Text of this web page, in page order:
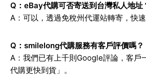
Q：eBay代購可否寄送到台灣私人地址
A：可以，透過免稅州代運站轉寄，快速
Q：smilelong代購服務有客戶評價嗎？
A：我們已有上千則Google評論，客戶
代購更快到貨」。